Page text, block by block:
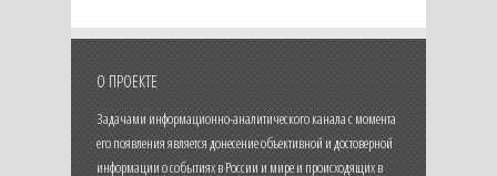
О ПРОЕКТЕ
Задачами информационно-аналитического канала с момента
его появления является донесение объективной и достоверной
информации о событиях в России и мире и происходящих в